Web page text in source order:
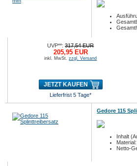
UVP**:317,54 EUR
205,95 EUR
inkl. MwSt.zzgl. Versand
JETZT KAUFEN
Lieferfrist 5 Tage*
Gedore 115
Inhalt
Netto-